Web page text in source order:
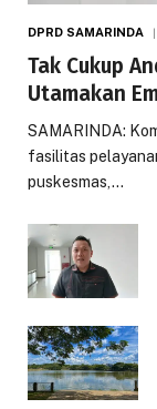
DPRD SAMARINDA
Tak Cukup
Utamakan
SAMARINDA:
fasilitas
puskesmas,…